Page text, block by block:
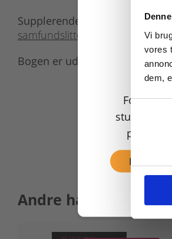
Vi
vores
dem,
Supplerende materiale til
samfundslitteratur.dk/den-
Bogen er udgivet af
Andre har også købt
Køb
For
priser
Fortsæt